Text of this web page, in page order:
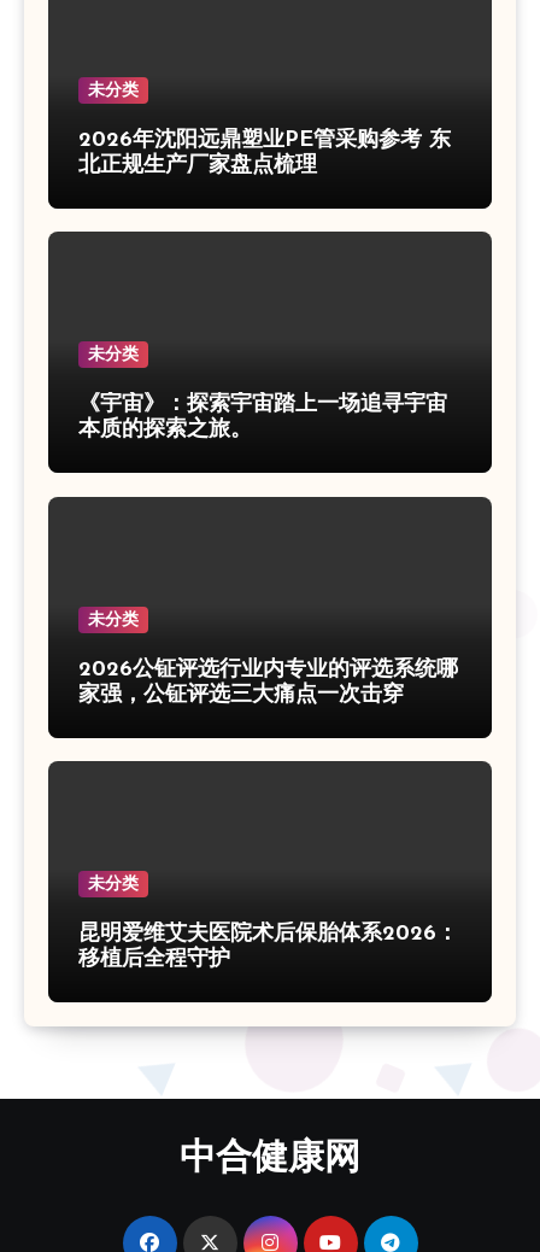
未分类
2026年沈阳远鼎塑业PE管采购参考 东
北正规生产厂家盘点梳理
未分类
《宇宙》：探索宇宙踏上一场追寻宇宙
本质的探索之旅。
未分类
2026公钲评选行业内专业的评选系统哪
家强，公钲评选三大痛点一次击穿
未分类
昆明爱维艾夫医院术后保胎体系2026：
移植后全程守护
中合健康网